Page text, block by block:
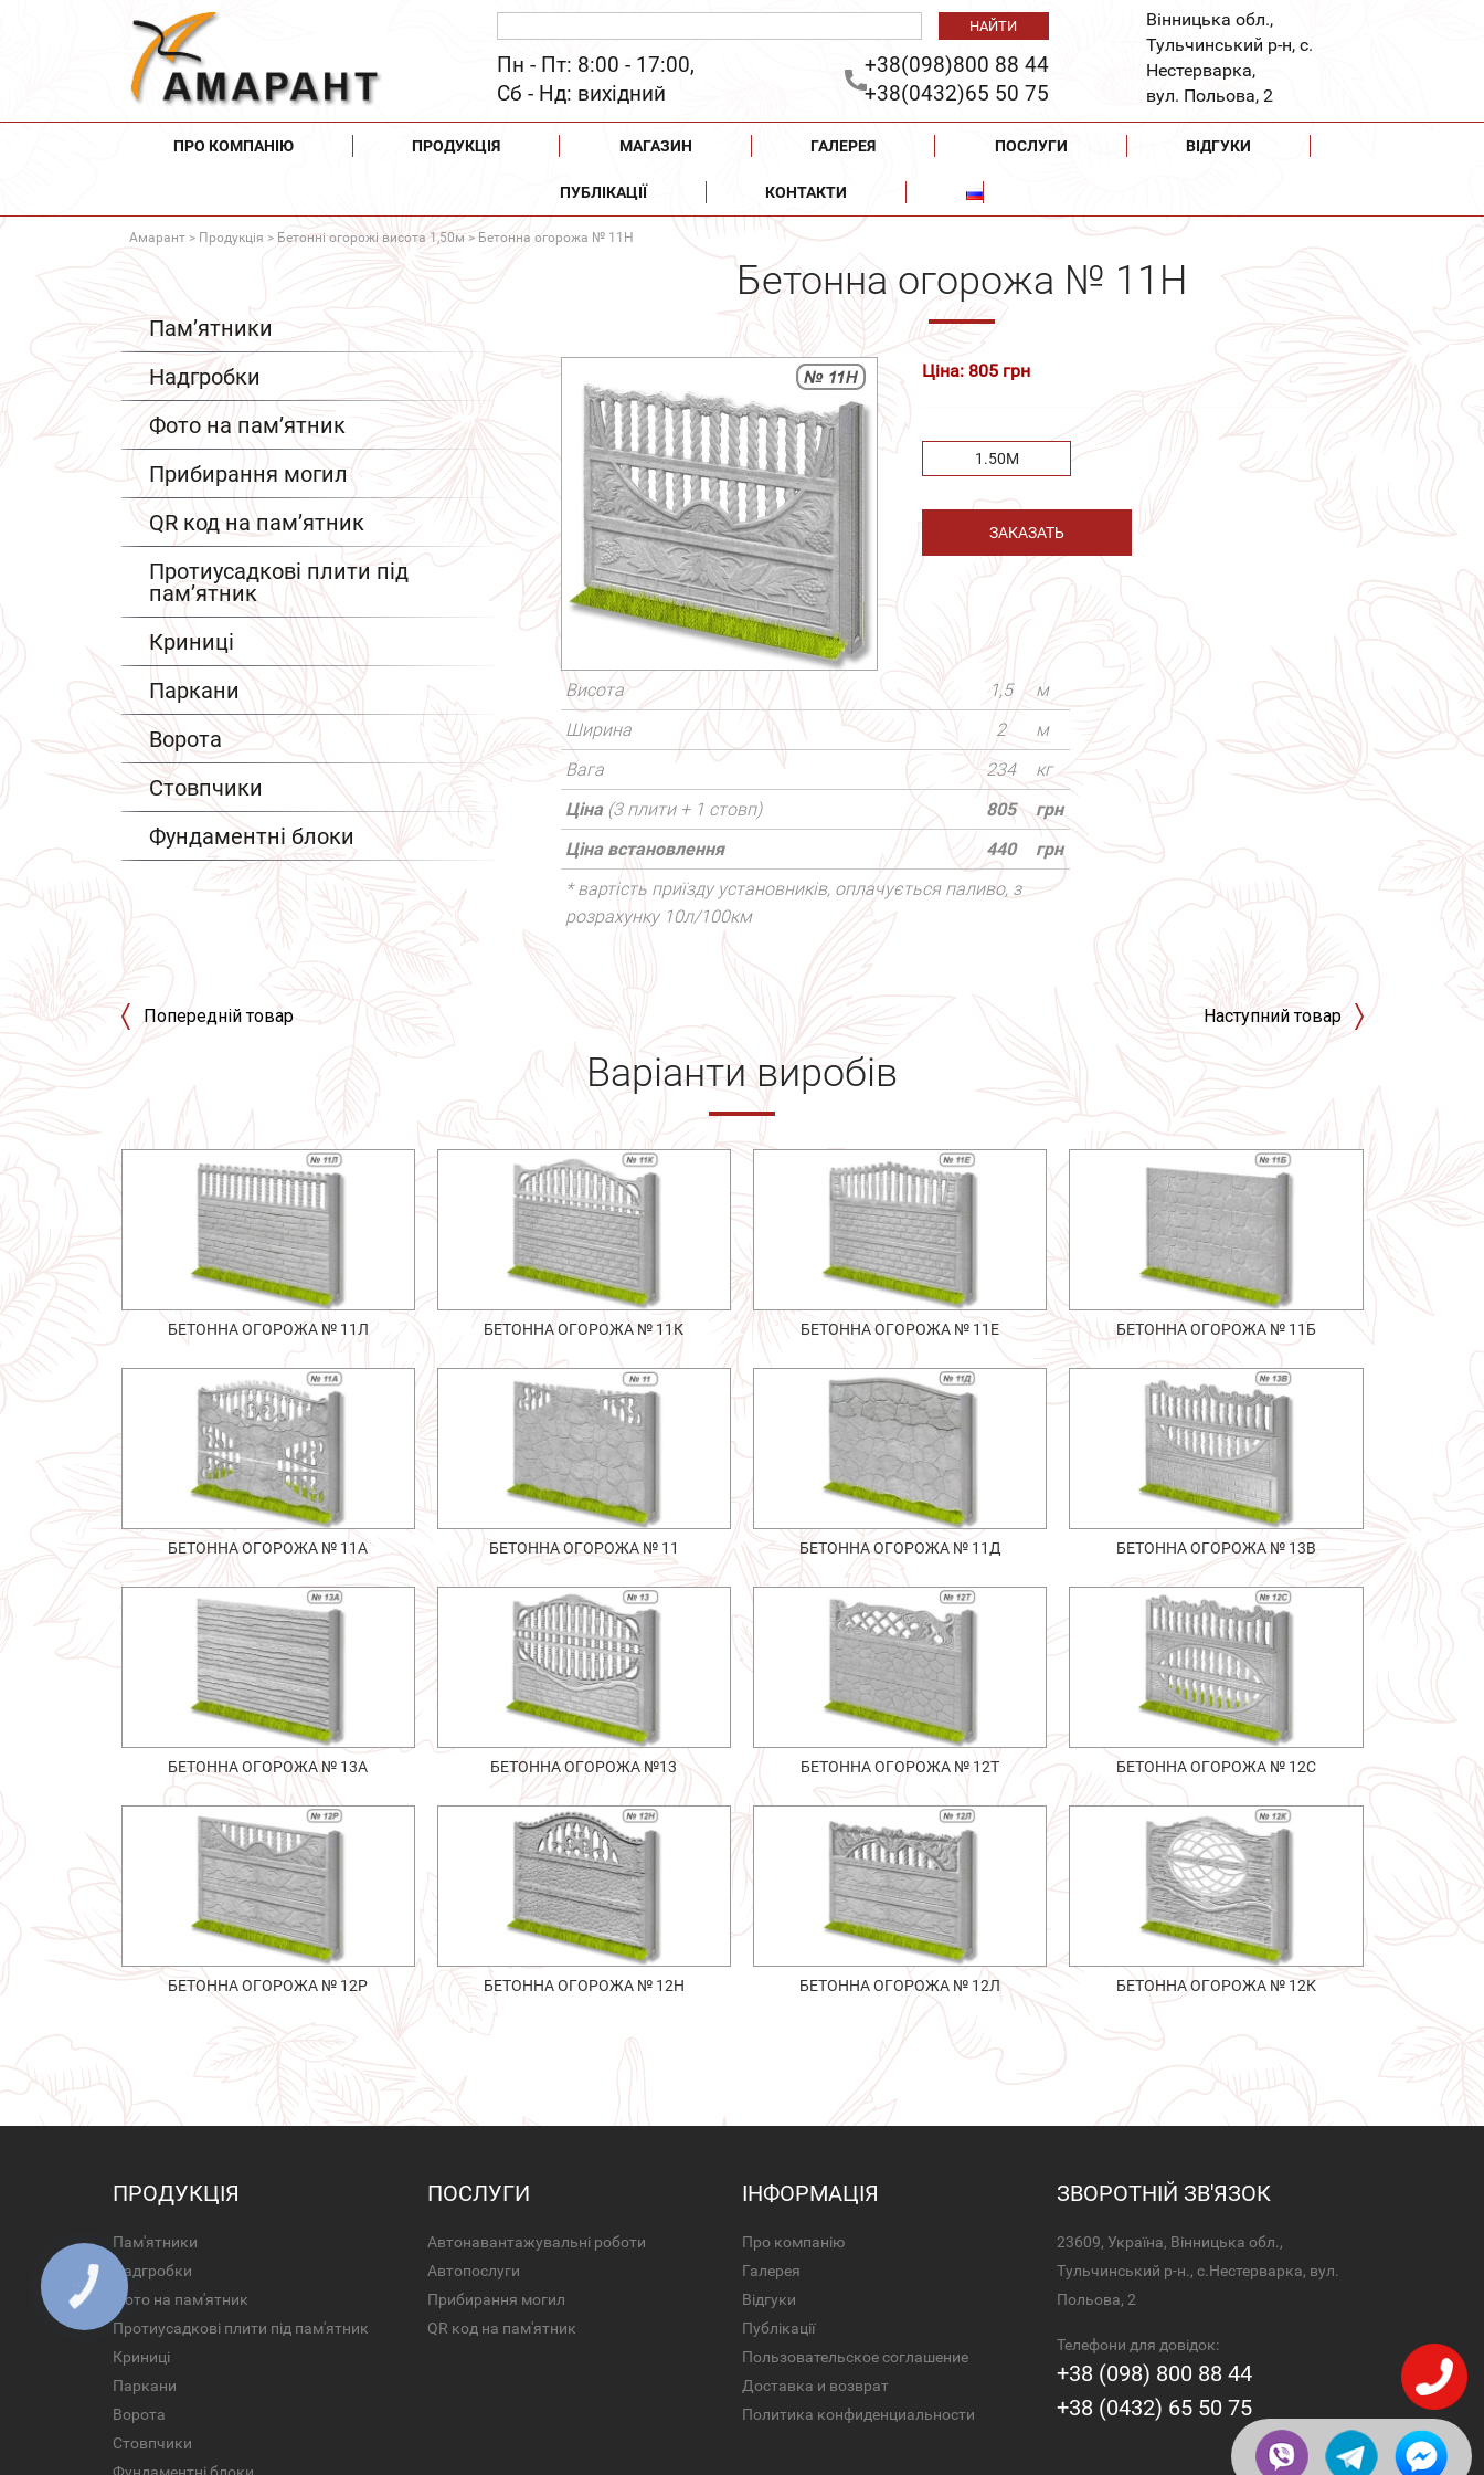
Пн - Пт: 8:00 - 17:00,
Сб - Нд: вихідний
+38(098)800 88 44
+38(0432)65 50 75
Вінницька обл.,
Тульчинський р-н, с.
Нестерварка,
вул. Польова, 2
ПРО КОМПАНІЮ ПРОДУКЦІЯ МАГАЗИН ГАЛЕРЕЯ ПОСЛУГИ ВІДГУКИ
ПУБЛІКАЦІЇ КОНТАКТИ
Амарант > Продукція > Бетонні огорожі висота 1,50м > Бетонна огорожа № 11Н
Пам’ятники
Надгробки
Фото на пам’ятник
Прибирання могил
QR код на пам’ятник
Протиусадкові плити під
пам’ятник
Криниці
Паркани
Ворота
Стовпчики
Фундаментні блоки
Бетонна огорожа № 11Н
Ціна: 805 грн
1.50М
ЗАКАЗАТЬ
Висота 1,5
м
Ширина
2
м
Вага
234
кг
Ціна (3 плити + 1 стовп) 805
грн
Ціна встановлення
440
грн
* вартість приїзду установників, оплачується паливо, з
розрахунку 10л/100км
Попередній товар Наступний товар
Варіанти виробів
БЕТОННА ОГОРОЖА № 11Л БЕТОННА ОГОРОЖА № 11К БЕТОННА ОГОРОЖА № 11Е БЕТОННА ОГОРОЖА № 11Б
БЕТОННА ОГОРОЖА № 11А БЕТОННА ОГОРОЖА № 11 БЕТОННА ОГОРОЖА № 11Д БЕТОННА ОГОРОЖА № 13В
БЕТОННА ОГОРОЖА № 13А БЕТОННА ОГОРОЖА №13 БЕТОННА ОГОРОЖА № 12Т БЕТОННА ОГОРОЖА № 12С
БЕТОННА ОГОРОЖА № 12Р БЕТОННА ОГОРОЖА № 12Н БЕТОННА ОГОРОЖА № 12Л БЕТОННА ОГОРОЖА № 12К
ПРОДУКЦІЯ
Пам'ятники
Надгробки
Фото на пам'ятник
Протиусадкові плити під пам'ятник
Криниці
Паркани
Ворота
Стовпчики
ПОСЛУГИ
Автонавантажувальні роботи
Автопослуги
Прибирання могил
QR код на пам'ятник
ІНФОРМАЦІЯ
Про компанію
Галерея
Відгуки
Публікації
Пользовательское соглашение
Доставка и возврат
Политика конфиденциальности
ЗВОРОТНІЙ ЗВ'ЯЗОК
23609, Україна, Вінницька обл.,
Тульчинський р-н., с.Нестерварка, вул.
Польова, 2
Телефони для довідок:
+38 (098) 800 88 44
+38 (0432) 65 50 75